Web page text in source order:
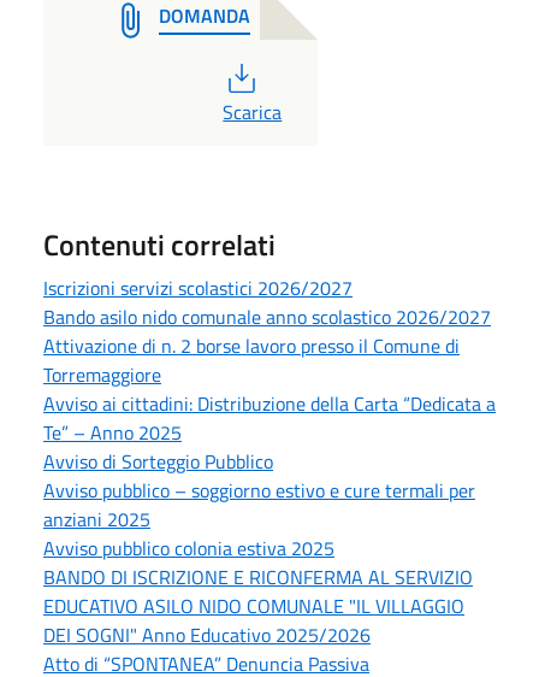
DOMANDA
PDF
Scarica
Contenuti correlati
Iscrizioni servizi scolastici 2026/2027
Bando asilo nido comunale anno scolastico 2026/2027
Attivazione di n. 2 borse lavoro presso il Comune di
Torremaggiore
Avviso ai cittadini: Distribuzione della Carta “Dedicata a
Te” – Anno 2025
Avviso di Sorteggio Pubblico
Avviso pubblico – soggiorno estivo e cure termali per
anziani 2025
Avviso pubblico colonia estiva 2025
BANDO DI ISCRIZIONE E RICONFERMA AL SERVIZIO
EDUCATIVO ASILO NIDO COMUNALE "IL VILLAGGIO
DEI SOGNI" Anno Educativo 2025/2026
Atto di “SPONTANEA” Denuncia Passiva